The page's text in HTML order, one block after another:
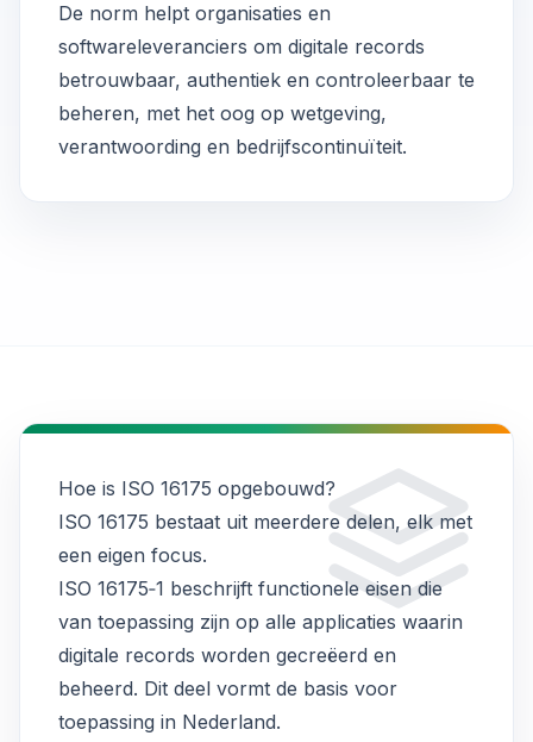
De norm helpt organisaties en
softwareleveranciers om digitale records
betrouwbaar, authentiek en controleerbaar te
beheren, met het oog op wetgeving,
verantwoording en bedrijfscontinuïteit.
Hoe is ISO 16175 opgebouwd?
ISO 16175 bestaat uit meerdere delen, elk met
een eigen focus.
ISO 16175‑1 beschrijft functionele eisen die
van toepassing zijn op alle applicaties waarin
digitale records worden gecreëerd en
beheerd. Dit deel vormt de basis voor
toepassing in Nederland.